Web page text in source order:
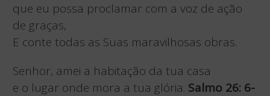
que eu possa proclamar com a voz de ação
de graças,
E conte todas as Suas maravilhosas obras.
Senhor, amei a habitação da tua casa
e o lugar onde mora a tua glória. Salmo 26: 6-